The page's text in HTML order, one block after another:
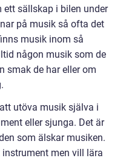
ett sällskap i bilen under
på musik så ofta det
musik inom så
någon musik som de
smak de har eller om
utöva musik själva i
eller sjunga. Det är
som älskar musiken.
men vill lära